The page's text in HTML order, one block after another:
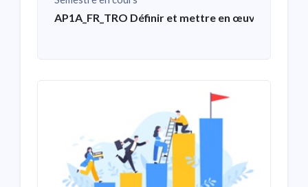
AP1A_FR_TRO Définir et mettre en œuvre son